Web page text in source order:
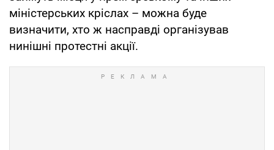
міністерських кріслах – можна буде
визначити, хто ж насправді організував
нинішні протестні акції.